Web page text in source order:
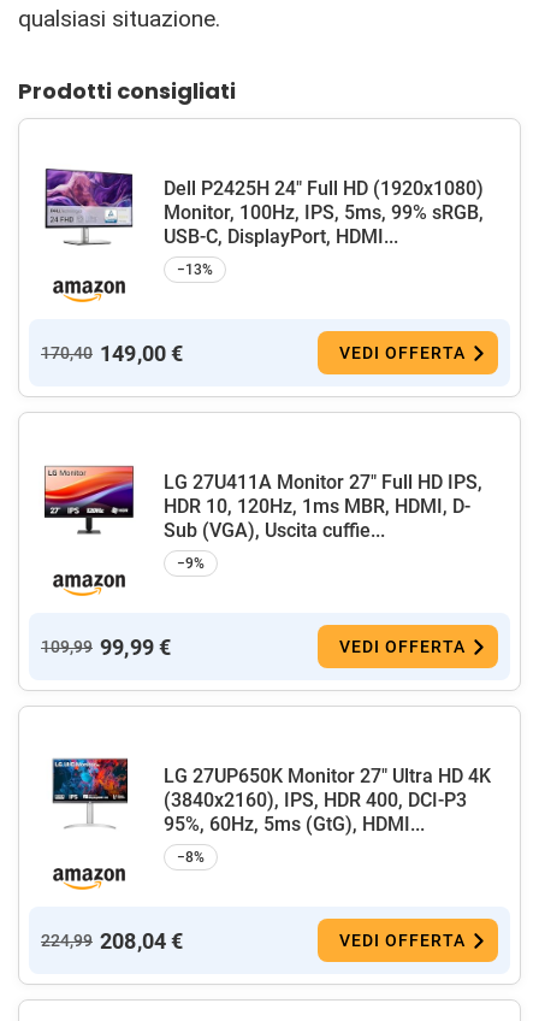
qualsiasi situazione.
Prodotti consigliati
Dell P2425H 24" Full HD (1920x1080)
Monitor, 100Hz, IPS, 5ms, 99% sRGB,
USB-C, DisplayPort, HDMI...
−13%
170,40 149,00 € VEDI OFFERTA
LG 27U411A Monitor 27" Full HD IPS,
HDR 10, 120Hz, 1ms MBR, HDMI, D-
Sub (VGA), Uscita cuffie...
−9%
109,99 99,99 € VEDI OFFERTA
LG 27UP650K Monitor 27" Ultra HD 4K
(3840x2160), IPS, HDR 400, DCI-P3
95%, 60Hz, 5ms (GtG), HDMI...
−8%
224,99 208,04 € VEDI OFFERTA